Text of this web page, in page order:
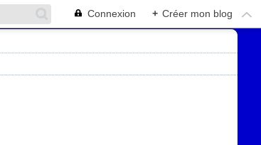
Connexion + Créer mon blog